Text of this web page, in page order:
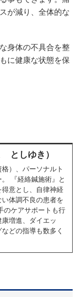
が減り、全体的な
身体の不具合を整
に健康な状態を保
としゆき）
）、パーソナルト
『経絡鍼施術』と
得意とし、自律神経
体調不良の患者を
のケアサポートも行
増進、ダイエッ
どの指導も数多く